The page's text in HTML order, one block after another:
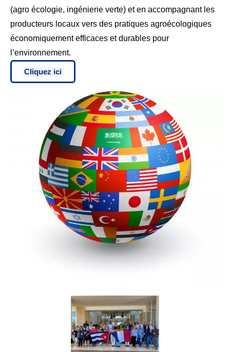
(agro écologie, ingénierie verte) et en accompagnant les
producteurs locaux vers des pratiques agroécologiques
économiquement efficaces et durables pour
l’environnement.
Cliquez ici